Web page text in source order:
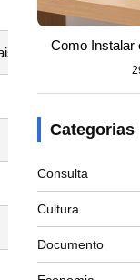
usado)Como Instalar
Categorias
Consulta
Cultura
Documento